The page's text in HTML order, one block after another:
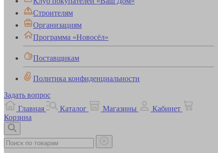
Строителям
Организациям
Программа «Новосёл»
Поставщикам
Политика конфиденциальности
Задать вопрос
Главная
Каталог Магазины
Кабинет
Корзина